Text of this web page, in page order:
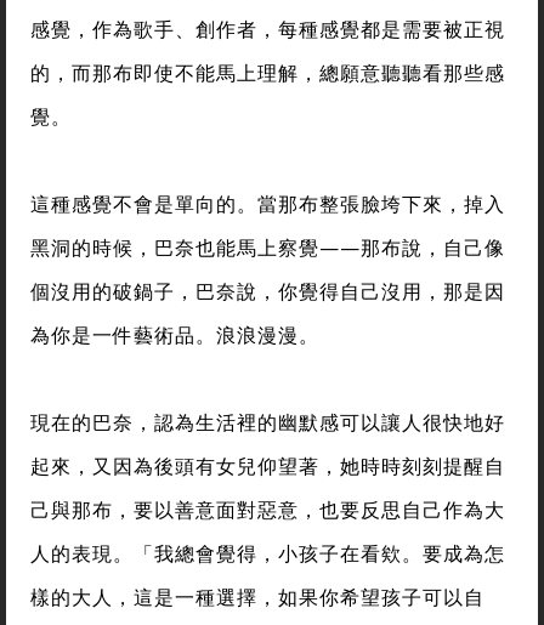
感覺，作為歌手、創作者，每種感覺都是需要被正視
的，而那布即使不能馬上理解，總願意聽聽看那些感
覺。
這種感覺不會是單向的。當那布整張臉垮下來，掉入
黑洞的時候，巴奈也能馬上察覺——那布說，自己像
個沒用的破鍋子，巴奈說，你覺得自己沒用，那是因
為你是一件藝術品。浪浪漫漫。
現在的巴奈，認為生活裡的幽默感可以讓人很快地好
起來，又因為後頭有女兒仰望著，她時時刻刻提醒自
己與那布，要以善意面對惡意，也要反思自己作為大
人的表現。「我總會覺得，小孩子在看欸。要成為怎
樣的大人，這是一種選擇，如果你希望孩子可以自